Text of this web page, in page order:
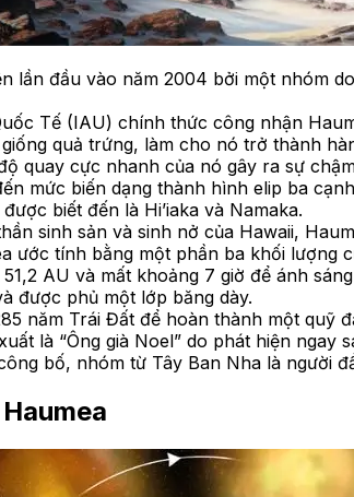
lần đầu vào năm 2004 bởi một nhóm
Tế (IAU) chính thức công nhận
quả trứng, làm cho nó trở thành
quay cực nhanh của nó gây ra sự
mức biến dạng thành hình elip ba
biết đến là Hi’iaka và Namaka.
sinh sản và sinh nở của Hawaii,
ước tính bằng một phần ba khối lượng
AU và mất khoảng 7 giờ để ánh
được phủ một lớp băng dày.
năm Trái Đất để hoàn thành một quỹ
là “Ông già Noel” do phát hiện ngay
bố, nhóm từ Tây Ban Nha là người